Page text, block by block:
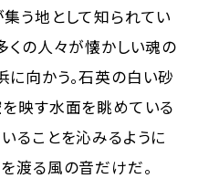
う地として知られてい
くの人々が懐かしい魂の
向かう。石英の白い砂
映す水面を眺めている
ることを沁みるように
渡る風の音だけだ。